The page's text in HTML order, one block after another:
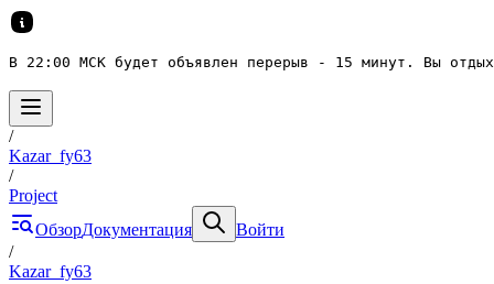
В 22:00 МСК будет объявлен перерыв - 15 минут. Вы
/
Kazar_fy63
/
Project
ОбзорДокументация
Войти
/
Kazar_fy63